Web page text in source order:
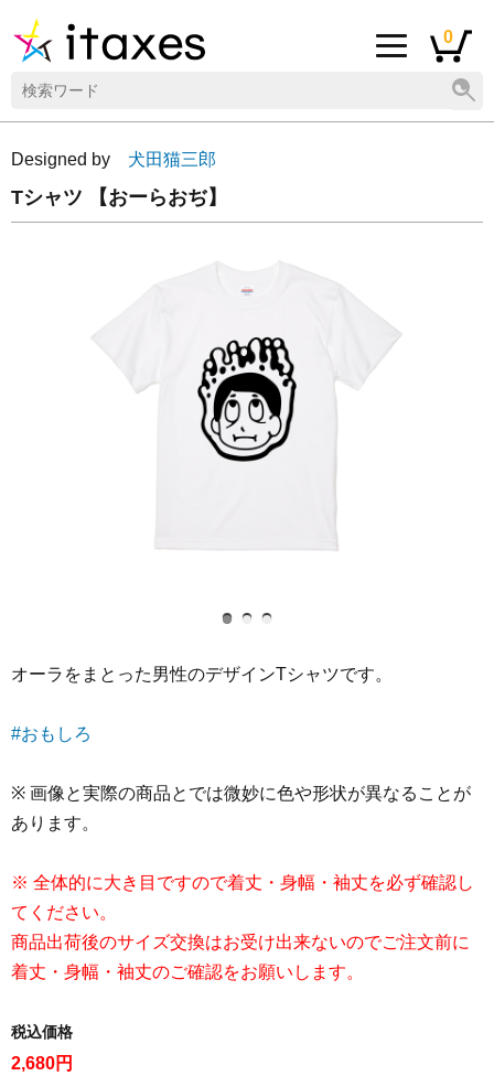
0
Designed by 犬田猫三郎
Tシャツ 【おーらおぢ】
オーラをまとった男性のデザインTシャツです。
#おもしろ
※ 画像と実際の商品とでは微妙に色や形状が異なることが
あります。
※ 全体的に大き目ですので着丈・身幅・袖丈を必ず確認し
てください。
商品出荷後のサイズ交換はお受け出来ないのでご注文前に
着丈・身幅・袖丈のご確認をお願いします。
税込価格
2,680円